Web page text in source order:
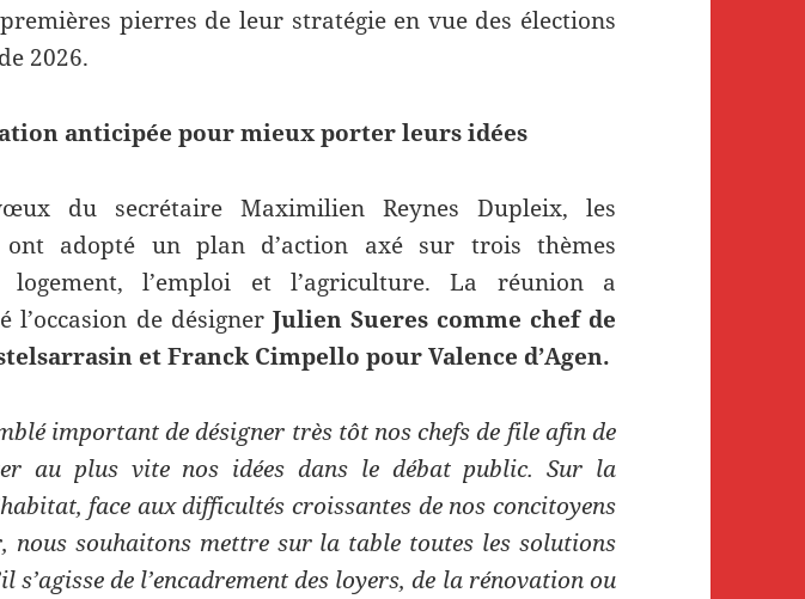
pierres de leur stratégie en vue des élections
2026.
anticipée pour mieux porter leurs idées
du secrétaire Maximilien Reynes Dupleix, les
ont adopté un plan d’action axé sur trois thèmes
logement, l’emploi et l’agriculture. La réunion a
l’occasion de désigner Julien Sueres comme chef de
et Franck Cimpello pour Valence d’Agen.
important de désigner très tôt nos chefs de file afin de
au plus vite nos idées dans le débat public. Sur la
face aux difficultés croissantes de nos concitoyens
nous souhaitons mettre sur la table toutes les solutions
s’agisse de l’encadrement des loyers, de la rénovation ou